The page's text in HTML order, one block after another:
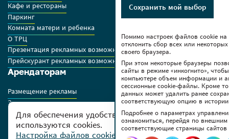
Кафе и рестораны
Паркинг
Комната матери и ребенка
О ТРЦ
Презентация рекламных возможностей ТРЦ
Прейскурант рекламных возможностей GREEN
Арендаторам
Размещение рекламы
Заявки на аренду
Правила работы арендаторов
Дополнительно
Для обеспечения удобства пользователей сайта
используются cookies.
Настройка файлов cookies
Сохранить мой выбор
Помимо настроек файлов сookie
отклонить сбор всех или
своего браузера.
При этом некоторые браузеры
сайты в режиме «инкогнито»,
компьютере объем информации и
сессионные cookie-файлы. Кроме
данных может удалить ранее
соответствующую опцию в
Подробнее о параметрах
ознакомиться, перейдя по
соответствующие страницы